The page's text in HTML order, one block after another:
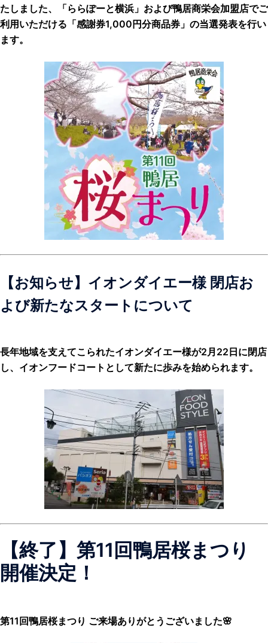
たしました、「ららぽーと横浜」および鴨居商栄会加盟店でご
利用いただける「感謝券1,000円分商品券」の当選発表を行い
ます。
【お知らせ】 イオンダイエー様 閉店お
よび新たなスタートについて
長年地域を支えてこられたイオンダイエー様が2月22日に閉店
し、イオンフードコートとして新たに歩みを始められます。
【終了】第11回鴨居桜まつり
開催決定！
第11回鴨居桜まつり ご来場ありがとうございました🌸